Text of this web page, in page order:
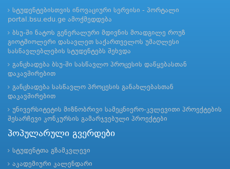
სტუდენტებისთვის ინოვაციური სერვისი - პორტალი
portal.bsu.edu.ge ამოქმედდება
ბსუ-ში ნატოს გენერალური მდივნის მოადგილე როუზ
გიოტმიოლერი დასავლეთ საქართველოს უმაღლესი
სასწავლებლების სტუდენტებს შეხვდა
განცხადება ბსუ-ში სასწავლო პროცესის დაწყებასთან
დაკავშირებით
განცხადება სასწავლო პროცესის განახლებასთან
დაკავშირებით
უნივერსიტეტის მიზნობრივი სამეცნიერო-კვლევითი პროექტების
შესარჩევი კონკურსის გამარჯვებული პროექტები
პოპულარული გვერდები
სტუდენტთა გზამკვლევი
აკადემიური კალენდარი